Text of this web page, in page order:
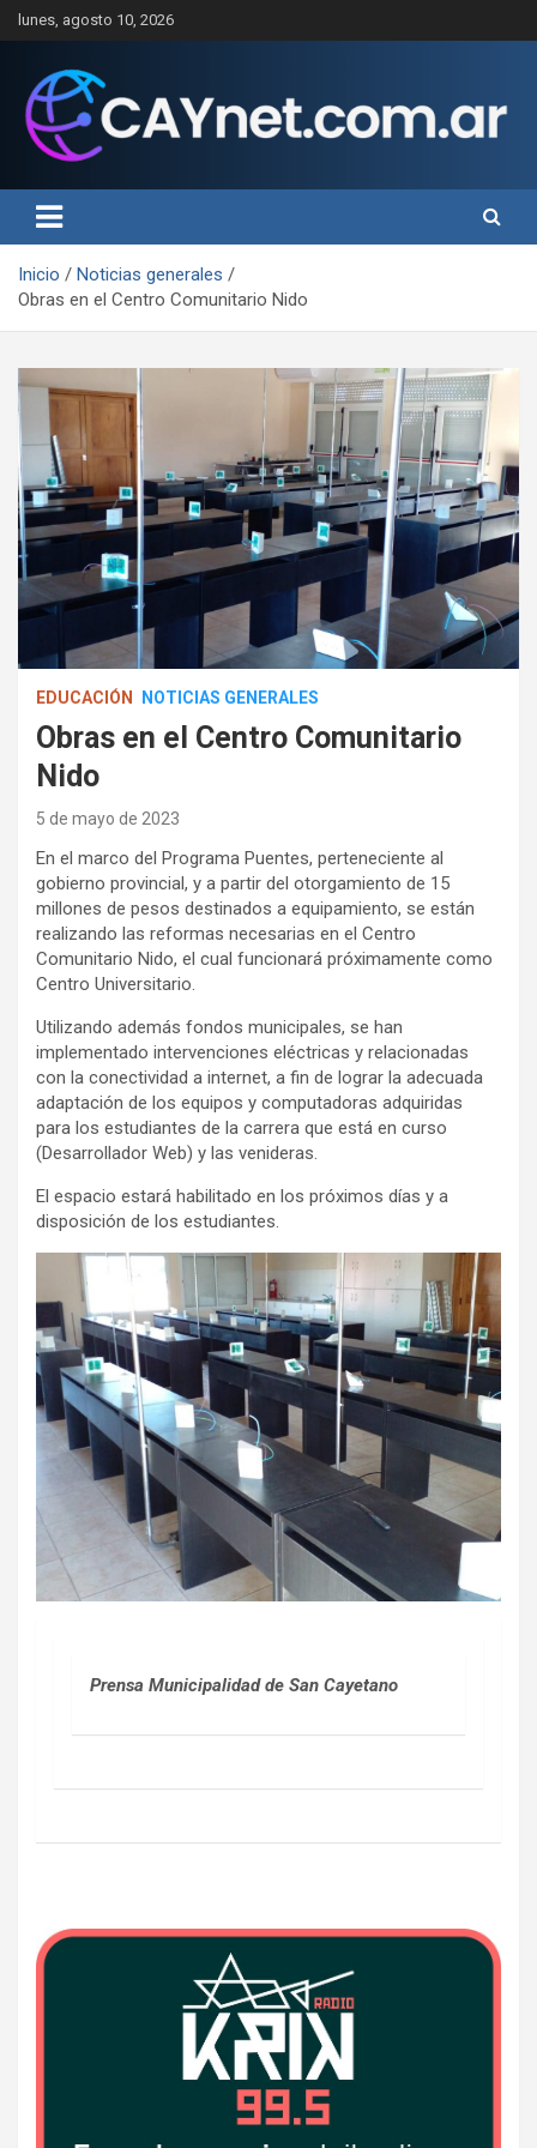
Saltar
al
lunes, agosto 10, 2026
Inicio
Noticias generales
Obras en el Centro Comunitario Nido
EDUCACIÓN NOTICIAS GENERALES
Obras en el Centro Comunitario
Nido
5 de mayo de 2023
En el marco del Programa Puentes, perteneciente al
gobierno provincial, y a partir del otorgamiento de 15
millones de pesos destinados a equipamiento, se están
realizando las reformas necesarias en el Centro
Comunitario Nido, el cual funcionará próximamente como
Centro Universitario.
Utilizando además fondos municipales, se han
implementado intervenciones eléctricas y relacionadas
con la conectividad a internet, a fin de lograr la adecuada
adaptación de los equipos y computadoras adquiridas
para los estudiantes de la carrera que está en curso
(Desarrollador Web) y las venideras.
El espacio estará habilitado en los próximos días y a
disposición de los estudiantes.
Prensa Municipalidad de San Cayetano